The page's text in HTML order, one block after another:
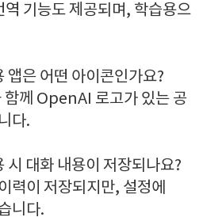
역 기능도 제공되며, 학습용으
은 어떤 아이콘인가요?
께 OpenAI 로고가 있는 공
다.
대화 내용이 저장되나요?
력이 저장되지만, 설정에
니다.